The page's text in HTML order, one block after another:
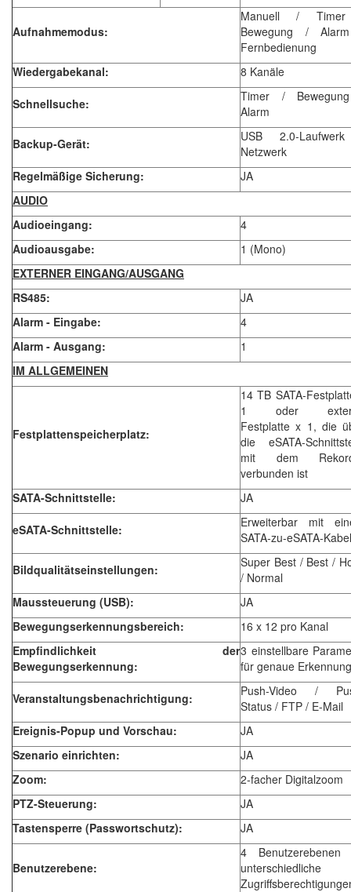
Aufnahmemodus:
Manuell /
Bewegung /
Fernbedienung
Wiedergabekanal:
8 Kanäle
Schnellsuche:
Timer /
Alarm
Backup-Gerät:
USB 2.0-
Netzwerk
Regelmäßige Sicherung:
JA
AUDIO
Audioeingang:
4
Audioausgabe:
1 (Mono)
EXTERNER EINGANG/AUSGANG
RS485:
JA
Alarm - Eingabe:
4
Alarm - Ausgang:
1
IM ALLGEMEINEN
Festplattenspeicherplatz:
14 TB SATA-
1 oder
Festplatte x 1, die
die eSATA-
mit dem
verbunden ist
SATA-Schnittstelle:
JA
eSATA-Schnittstelle:
Erweiterbar mit
SATA-zu-eSATA-Kabel
Bildqualitätseinstellungen:
Super Best / Best /
/ Normal
Maussteuerung (USB):
JA
Bewegungserkennungsbereich:
16 x 12 pro Kanal
Empfindlichkeit der
Bewegungserkennung:
3 einstellbare
für genaue Erkennung
Veranstaltungsbenachrichtigung:
Push-Video /
Status / FTP / E-Mail
Ereignis-Popup und Vorschau:
JA
Szenario einrichten:
JA
Zoom:
2-facher Digitalzoom
PTZ-Steuerung:
JA
Tastensperre (Passwortschutz):
JA
Benutzerebene:
4 Benutzerebenen
unterschiedliche